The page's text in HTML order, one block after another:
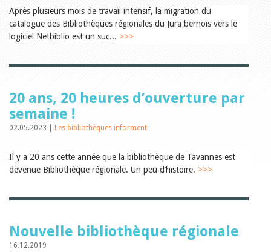
Encouragement à la lecture
Du monde entier
Divers
Tags
Formation et perfectionnement
Animations
Jeune public
Ecole et bibliothèque
Subventions extraordinaires
Littérature de jeunesse
Encouragement des
Tous les tags
Auteurs
Après plusieurs mois de travail intensif, la migration du
catalogue des Bibliothèques régionales du Jura bernois vers le
logiciel Netbiblio est un suc... >>>
20 ans, 20 heures d’ouverture par
semaine !
02.05.2023 | Les bibliothèques informent
Il y a 20 ans cette année que la bibliothèque de Tavannes est
devenue Bibliothèque régionale. Un peu d’histoire. >>>
Nouvelle bibliothèque régionale
16.12.2019